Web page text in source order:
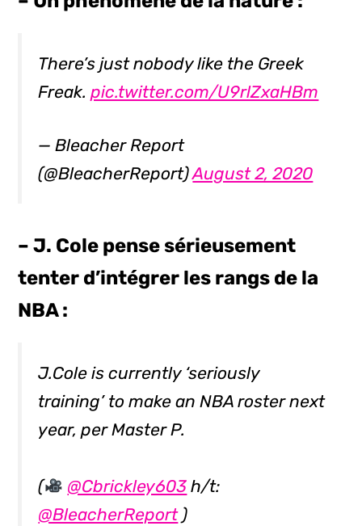
There’s just nobody like the Greek
Freak.pic.twitter.com/U9rlZxaHBm
— Bleacher Report
(@BleacherReport)August 2, 2020
– J. Cole pense sérieusement
tenter d’intégrer les rangs de la
NBA :
J.Cole is currently ‘seriously
training’ to make an NBA roster next
year, per Master P.
( @Cbrickley603 h/t:
@BleacherReport)